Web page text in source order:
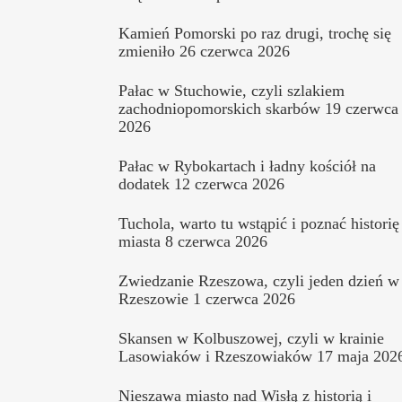
Kamień Pomorski po raz drugi, trochę się
zmieniło 26 czerwca 2026
Pałac w Stuchowie, czyli szlakiem
zachodniopomorskich skarbów 19 czerwca
2026
Pałac w Rybokartach i ładny kościół na
dodatek 12 czerwca 2026
Tuchola, warto tu wstąpić i poznać historię
miasta 8 czerwca 2026
Zwiedzanie Rzeszowa, czyli jeden dzień w
Rzeszowie 1 czerwca 2026
Skansen w Kolbuszowej, czyli w krainie
Lasowiaków i Rzeszowiaków 17 maja
Nieszawa miasto nad Wisłą z historią i